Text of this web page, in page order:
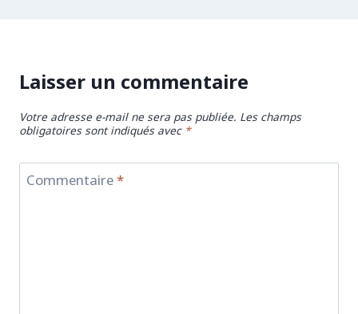
Laisser un commentaire
Votre adresse e-mail ne sera pas publiée. Les champs
obligatoires sont indiqués avec *
Commentaire*